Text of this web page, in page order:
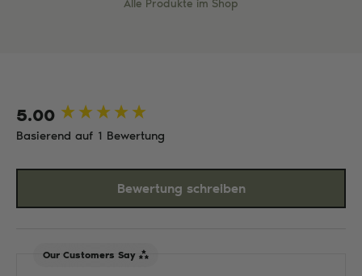
Alle Produkte im Shop
5.00
Basierend auf 1 Bewertung
Bewertung schreiben
Our Customers Say
New content loaded